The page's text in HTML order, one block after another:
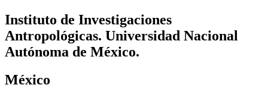
Instituto de Investigaciones
Antropológicas. Universidad Nacional
Autónoma de México.
México